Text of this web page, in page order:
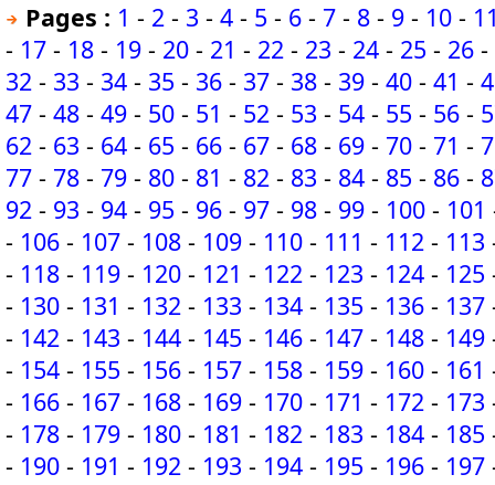
Pages : 1 - 2 - 3 - 4 - 5 - 6 - 7 - 8 - 9 - 10 -
- 17 - 18 - 19 - 20 - 21 - 22 - 23 - 24 - 25 - 26 -
32 - 33 - 34 - 35 - 36 - 37 - 38 - 39 - 40 - 41 -
47 - 48 - 49 - 50 - 51 - 52 - 53 - 54 - 55 - 56 -
62 - 63 - 64 - 65 - 66 - 67 - 68 - 69 - 70 - 71 -
77 - 78 - 79 - 80 - 81 - 82 - 83 - 84 - 85 - 86 -
92 - 93 - 94 - 95 - 96 - 97 - 98 - 99 - 100 - 101
- 106 - 107 - 108 - 109 - 110 - 111 - 112 - 113
- 118 - 119 - 120 - 121 - 122 - 123 - 124 - 125
- 130 - 131 - 132 - 133 - 134 - 135 - 136 - 137
- 142 - 143 - 144 - 145 - 146 - 147 - 148 - 149
- 154 - 155 - 156 - 157 - 158 - 159 - 160 - 161
- 166 - 167 - 168 - 169 - 170 - 171 - 172 - 173
- 178 - 179 - 180 - 181 - 182 - 183 - 184 - 185
- 190 - 191 - 192 - 193 - 194 - 195 - 196 - 197